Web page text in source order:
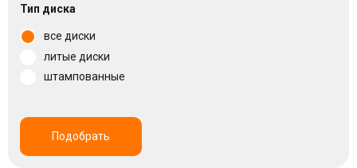
Пн-
Вс:
Тип диска
все диски
литые диски
штампованные
Подобрать